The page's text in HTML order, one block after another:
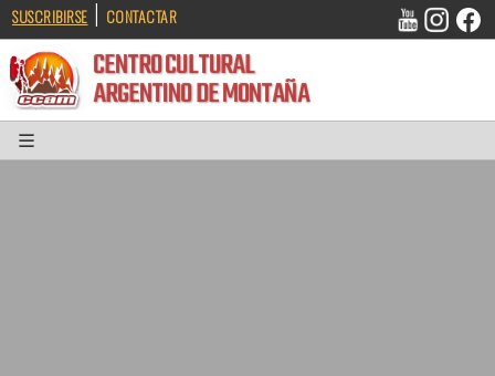
SUSCRIBIRSE | CONTACTAR
CENTRO CULTURAL
ARGENTINO DE MONTAÑA